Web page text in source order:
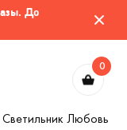
До
0
Светильник Любовь